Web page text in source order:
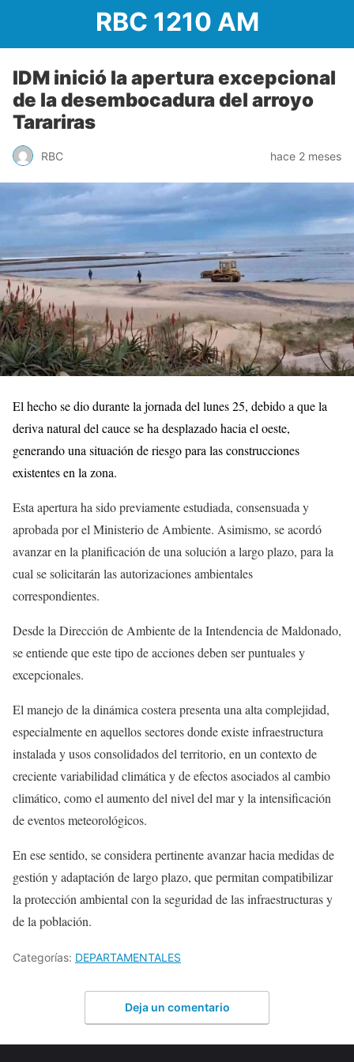
RBC 1210 AM
IDM inició la apertura excepcional
de la desembocadura del arroyo
Tarariras
RBC hace 2 meses
El hecho se dio durante la jornada del lunes 25, debido a que la
deriva natural del cauce se ha desplazado hacia el oeste,
generando una situación de riesgo para las construcciones
existentes en la zona.
Esta apertura ha sido previamente estudiada, consensuada y
aprobada por el Ministerio de Ambiente. Asimismo, se acordó
avanzar en la planificación de una solución a largo plazo, para la
cual se solicitarán las autorizaciones ambientales
correspondientes.
Desde la Dirección de Ambiente de la Intendencia de Maldonado,
se entiende que este tipo de acciones deben ser puntuales y
excepcionales.
El manejo de la dinámica costera presenta una alta complejidad,
especialmente en aquellos sectores donde existe infraestructura
instalada y usos consolidados del territorio, en un contexto de
creciente variabilidad climática y de efectos asociados al cambio
climático, como el aumento del nivel del mar y la intensificación
de eventos meteorológicos.
En ese sentido, se considera pertinente avanzar hacia medidas de
gestión y adaptación de largo plazo, que permitan compatibilizar
la protección ambiental con la seguridad de las infraestructuras y
de la población.
Categorías: DEPARTAMENTALES
Deja un comentario